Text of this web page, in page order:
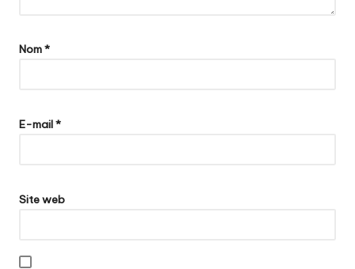
Nom*
E-mail*
Site web